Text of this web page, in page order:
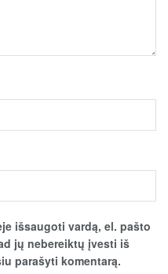
išsaugoti vardą, el. pašto
jų nebereiktų įvesti iš
parašyti komentarą.